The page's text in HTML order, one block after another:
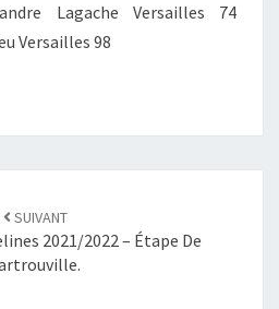
Lagache Versailles 74
Versailles 98
SUIVANT
2021/2022 – Étape De